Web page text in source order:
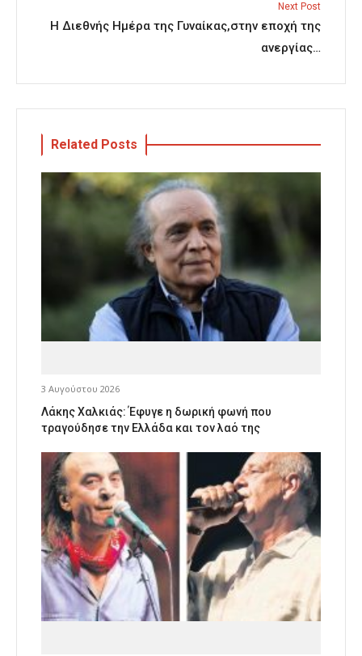
Next Post
Η Διεθνής Ημέρα της Γυναίκας,στην εποχή της
ανεργίας…
Related Posts
3 Αυγούστου 2026
Λάκης Χαλκιάς: Έφυγε η δωρική φωνή που
τραγούδησε την Ελλάδα και τον λαό της